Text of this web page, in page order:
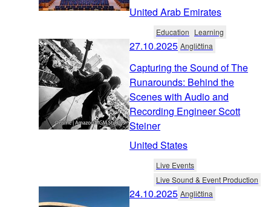
United Arab Emirates
Education Learning
27.10.2025 Angličtina
Capturing the Sound of The
Runarounds: Behind the
Scenes with Audio and
Recording Engineer Scott
Steiner
United States
Live Events
Live Sound & Event Production
24.10.2025 Angličtina